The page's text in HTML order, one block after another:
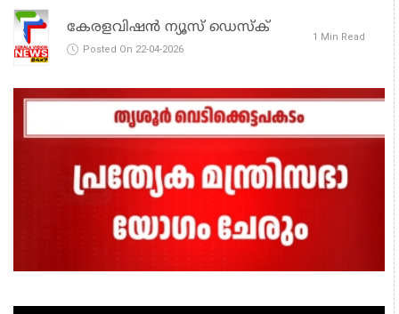
കേരളവിഷൻ ന്യൂസ് ഡെസ്‌ക്
Posted On 22-04-2026
1 Min Read